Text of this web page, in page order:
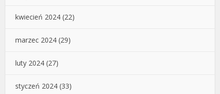
kwiecień 2024 (22)
marzec 2024 (29)
luty 2024 (27)
styczeń 2024 (33)